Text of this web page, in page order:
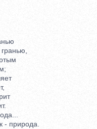
- природа.